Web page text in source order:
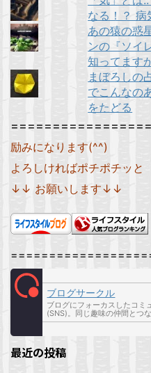
なる！？ 病
あの猿の惑
ンの『ソイ
知ってます
まぼろしの
でこんなの
をたどる
励みになります(^^)
よろしければポチポチッと
↓↓ お願いします↓↓
ブログサークル
ブログにフォーカスしたコミ
(SNS)。同じ趣味の仲間とつ
最近の投稿